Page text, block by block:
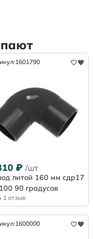
1601790
₽ /шт
литой 160 мм сдр17
90 градусов
1 отзыв
1600000